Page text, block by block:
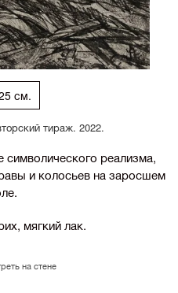
см.
тираж. 2022.
реализма,
и колосьев на заросшем
мягкий лак.
на стене